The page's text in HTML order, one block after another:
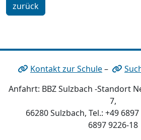
zurück
Kontakt zur Schule–
Anfahrt: BBZ Sulzbach -Standort
7,
66280 Sulzbach, Tel.: +49
6897 9226-18